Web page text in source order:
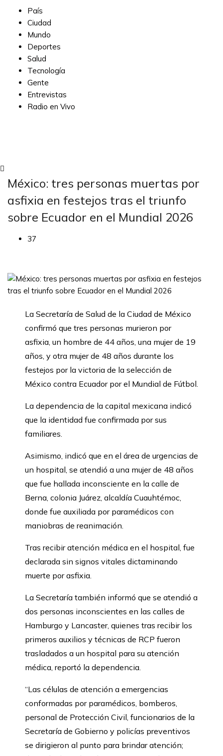
País
Ciudad
Mundo
Deportes
Salud
Tecnología
Gente
Entrevistas
Radio en Vivo
México: tres personas muertas por
asfixia en festejos tras el triunfo
sobre Ecuador en el Mundial 2026
37
La Secretaría de Salud de la Ciudad de México
confirmó que tres personas murieron por
asfixia, un hombre de 44 años, una mujer de 19
años, y otra mujer de 48 años durante los
festejos por la victoria de la selección de
México contra Ecuador por el Mundial de Fútbol.
La dependencia de la capital mexicana indicó
que la identidad fue confirmada por sus
familiares.
Asimismo, indicó que en el área de urgencias de
un hospital, se atendió a una mujer de 48 años
que fue hallada inconsciente en la calle de
Berna, colonia Juárez, alcaldía Cuauhtémoc,
donde fue auxiliada por paramédicos con
maniobras de reanimación.
Tras recibir atención médica en el hospital, fue
declarada sin signos vitales dictaminando
muerte por asfixia.
La Secretaría también informó que se atendió a
dos personas inconscientes en las calles de
Hamburgo y Lancaster, quienes tras recibir los
primeros auxilios y técnicas de RCP fueron
trasladados a un hospital para su atención
médica, reportó la dependencia.
“Las células de atención a emergencias
conformadas por paramédicos, bomberos,
personal de Protección Civil, funcionarios de la
Secretaría de Gobierno y policías preventivos
se dirigieron al punto para brindar atención;